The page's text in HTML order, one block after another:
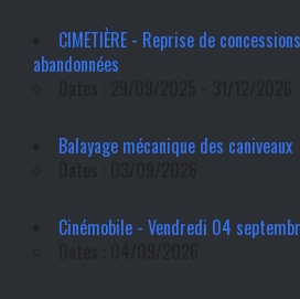
CIMETIÈRE - Reprise de
abandonnées
Balayage mécanique des caniveaux
Cinémobile - Vendredi 04